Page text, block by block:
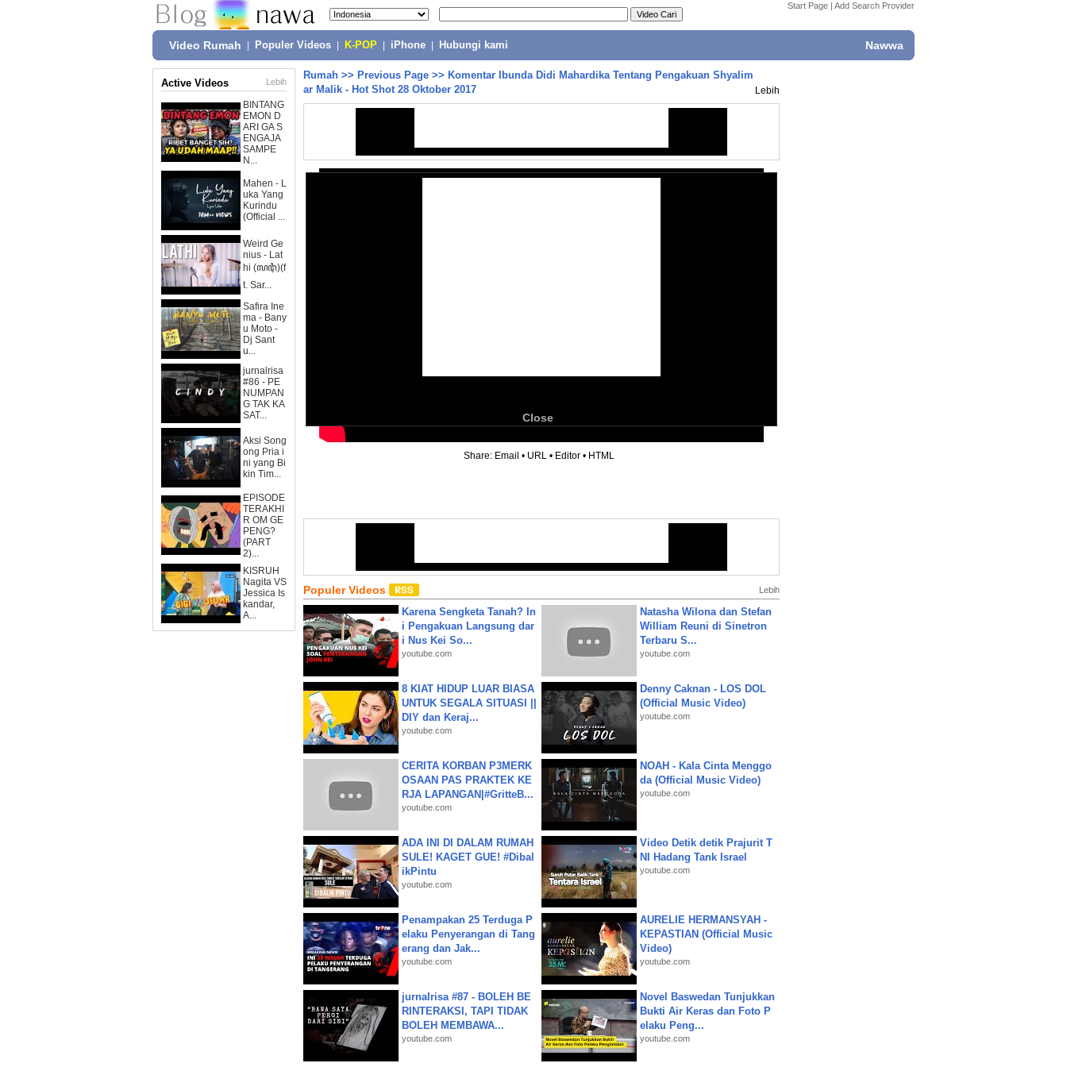
Start Page | Add Search Provider
Video Rumah Populer Videos K-POP iPhone Hubungi kami Nawwa
Active Videos Lebih
BINTANG
EMON D
ARI GA S
ENGAJA
SAMPE
N...
Mahen - L
uka Yang
Kurindu
(Official ...
Weird Ge
nius - Lat
hi (ꦭꦛꦶ)(f
t. Sar...
Safira Ine
ma - Bany
u Moto -
Dj Sant
u...
jurnalrisa
#86 - PE
NUMPAN
G TAK KA
SAT...
Aksi Song
ong Pria i
ni yang Bi
kin Tim...
EPISODE
TERAKHI
R OM GE
PENG?
(PART
2)...
KISRUH
Nagita VS
Jessica Is
kandar,
A...
Rumah >> Previous Page >> Komentar Ibunda Didi Mahardika Tentang Pengakuan Shyalim
ar Malik - Hot Shot 28 Oktober 2017
Lebih
Close
Share: Email • URL • Editor • HTML
Populer Videos Lebih
Karena Sengketa Tanah? In
i Pengakuan Langsung dar
i Nus Kei So...
youtube.com
Natasha Wilona dan Stefan
William Reuni di Sinetron
Terbaru S...
youtube.com
8 KIAT HIDUP LUAR BIASA
UNTUK SEGALA SITUASI ||
DIY dan Keraj...
youtube.com
Denny Caknan - LOS DOL
(Official Music Video)
youtube.com
CERITA KORBAN P3MERK
OSAAN PAS PRAKTEK KE
RJA LAPANGAN|#GritteB...
youtube.com
NOAH - Kala Cinta Menggo
da (Official Music Video)
youtube.com
ADA INI DI DALAM RUMAH
SULE! KAGET GUE! #Dibal
ikPintu
youtube.com
Video Detik detik Prajurit T
NI Hadang Tank Israel
youtube.com
Penampakan 25 Terduga P
elaku Penyerangan di Tang
erang dan Jak...
youtube.com
AURELIE HERMANSYAH -
KEPASTIAN (Official Music
Video)
youtube.com
jurnalrisa #87 - BOLEH BE
RINTERAKSI, TAPI TIDAK
BOLEH MEMBAWA...
youtube.com
Novel Baswedan Tunjukkan
Bukti Air Keras dan Foto P
elaku Peng...
youtube.com